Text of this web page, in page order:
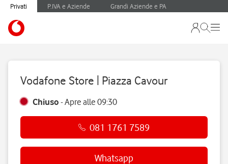
Privati P.IVA e Aziende Grandi Aziende e PA
Vodafone Store | Piazza Cavour
Chiuso -Apre alle09:30
081 1761 7589
Whatsapp